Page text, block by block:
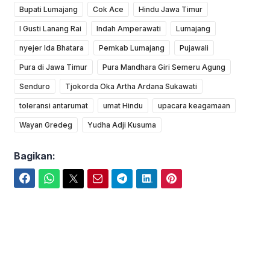
Bupati Lumajang Cok Ace Hindu Jawa Timur
I Gusti Lanang Rai Indah Amperawati Lumajang
nyejer Ida Bhatara Pemkab Lumajang Pujawali
Pura di Jawa Timur Pura Mandhara Giri Semeru Agung
Senduro Tjokorda Oka Artha Ardana Sukawati
toleransi antarumat umat Hindu upacara keagamaan
Wayan Gredeg Yudha Adji Kusuma
Bagikan: